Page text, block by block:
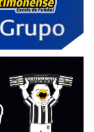
N. Sporting Olhão
Portimonense